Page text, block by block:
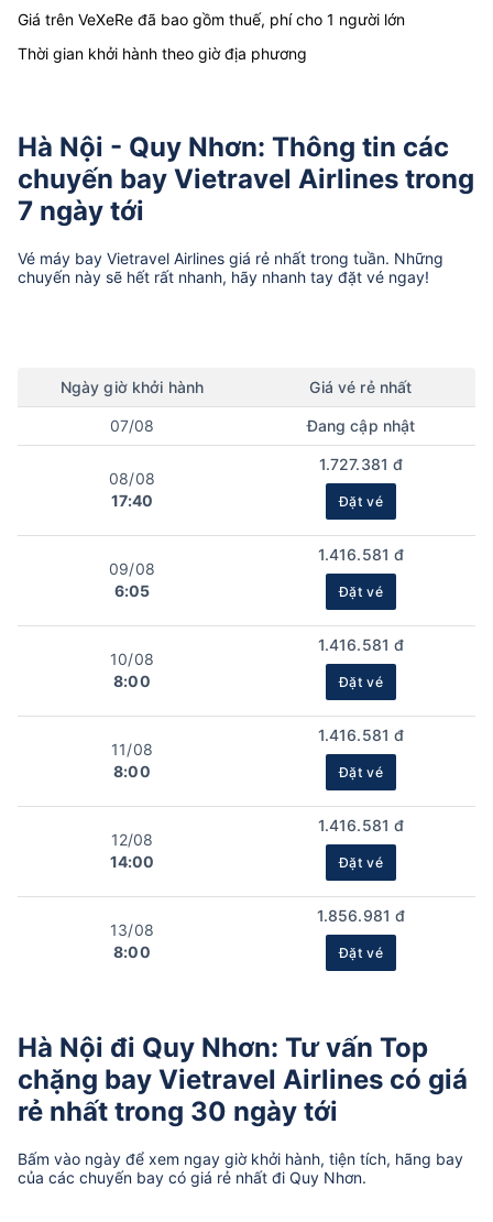
Giá trên VeXeRe đã bao gồm thuế, phí cho 1 người lớn
Thời gian khởi hành theo giờ địa phương
Hà Nội - Quy Nhơn: Thông tin các
chuyến bay Vietravel Airlines trong
7 ngày tới
Vé máy bay Vietravel Airlines giá rẻ nhất trong tuần. Những
chuyến này sẽ hết rất nhanh, hãy nhanh tay đặt vé ngay!
Ngày giờ khởi hành Giá vé rẻ nhất
07/08 Đang cập nhật
08/08
17:40
1.727.381 đ
Đặt vé
09/08
6:05
1.416.581 đ
Đặt vé
10/08
8:00
1.416.581 đ
Đặt vé
11/08
8:00
1.416.581 đ
Đặt vé
12/08
14:00
1.416.581 đ
Đặt vé
13/08
8:00
1.856.981 đ
Đặt vé
Hà Nội đi Quy Nhơn: Tư vấn Top
chặng bay Vietravel Airlines có giá
rẻ nhất trong 30 ngày tới
Bấm vào ngày để xem ngay giờ khởi hành, tiện tích, hãng bay
của các chuyến bay có giá rẻ nhất đi Quy Nhơn.